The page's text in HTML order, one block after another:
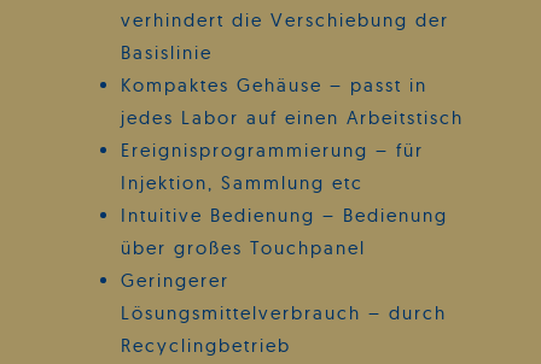
verhindert die Verschiebung der
Basislinie
Kompaktes Gehäuse – passt in
jedes Labor auf einen Arbeitstisch
Ereignisprogrammierung – für
Injektion, Sammlung etc
Intuitive Bedienung – Bedienung
über großes Touchpanel
Geringerer
Lösungsmittelverbrauch – durch
Recyclingbetrieb